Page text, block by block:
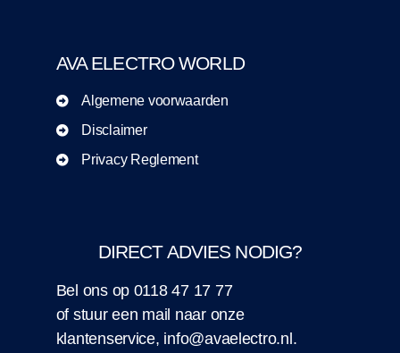
AVA ELECTRO WORLD
Algemene voorwaarden
Disclaimer
Privacy Reglement
DIRECT ADVIES NODIG?
Bel ons op 0118 47 17 77
of stuur een mail naar onze
klantenservice, info@avaelectro.nl .